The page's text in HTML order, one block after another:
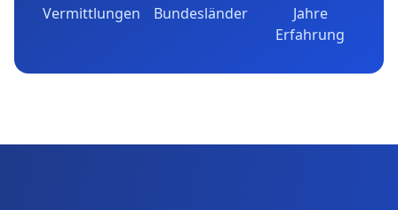
Vermittlungen Bundesländer
Jahre
Erfahrung